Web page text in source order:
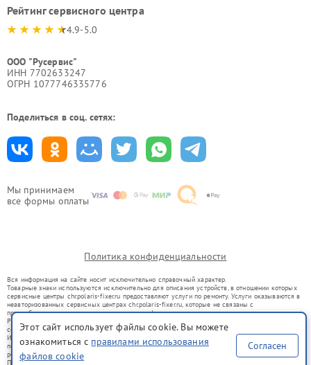
Мы принимаем
все формы оплаты
Рейтинг сервисного центра
4.9-5.0
ООО "Русервис"
ИНН 7702633247
ОГРН 1077746335776
Поделиться в соц. сетях:
Политика конфиденциальности
Вся информация на сайте носит исключительно справочный характер.
Товарные знаки используются исключительно для описания устройств, в отношении которых
сервисные центры chr.polaris-fixer.ru предоставляют услуги по ремонту. Услуги оказываются в
неавторизованных сервисных центрах chr.polaris-fixer.ru, которые не связаны с
правообладателями товарных знаков или их официальными представителями.
Ремонт осуществляется для устройств, уже введенных в гражданский оборот в соответствии
со статьей 1487 ГК РФ.
Использование товарных знаков не преследует цели индивидуализации услуг или введения
потребителей в заблуждение, а служит для информирования о предоставляемых услугах по
ремонту техники указанных брендов.
Представленная на сайте информация не является публичной офертой, определяемой
Этот сайт использует файлы cookie. Вы можете
ознакомиться с правилами использования
файлов cookie
Согласен